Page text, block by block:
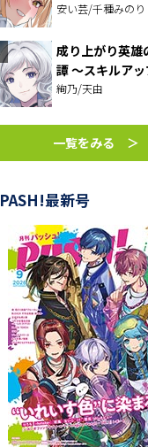
たい
安い芸/千種みのり
成り上がり英雄
譚 ～スキルア
アプリで美少女
絢乃/天由
一覧をみる ＞
PASH!最新号